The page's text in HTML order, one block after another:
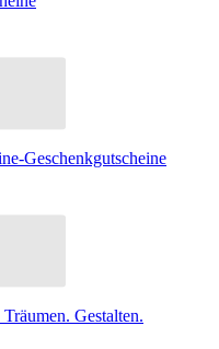
Geschenkgutscheine
Gestalten.